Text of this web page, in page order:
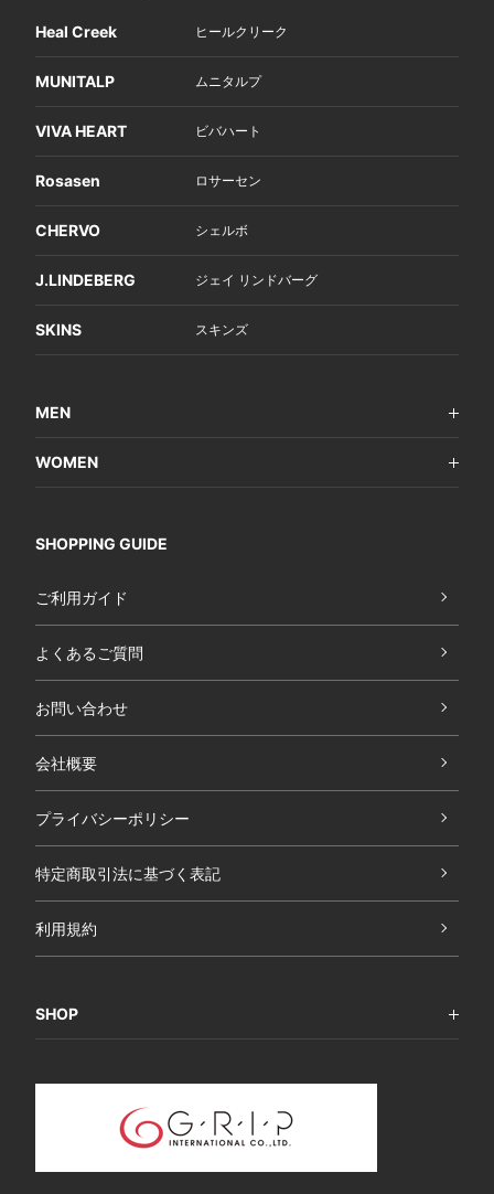
Heal Creek ヒールクリーク
MUNITALP ムニタルプ
VIVA HEART ビバハート
Rosasen ロサーセン
CHERVO シェルボ
J.LINDEBERG ジェイ リンドバーグ
SKINS スキンズ
MEN
WOMEN
SHOPPING GUIDE
ご利用ガイド
よくあるご質問
お問い合わせ
会社概要
プライバシーポリシー
特定商取引法に基づく表記
利用規約
SHOP